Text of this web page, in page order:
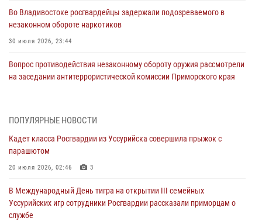
Во Владивостоке росгвардейцы задержали подозреваемого в
незаконном обороте наркотиков
30 июля 2026, 23:44
Вопрос противодействия незаконному обороту оружия рассмотрели
на заседании антитеррористической комиссии Приморского края
Во Владивостоке во дворе жилого дома сотрудники
В День Крещения Руси в Князь-Владимирском храме – Главном
ходом
28 июля 2026, 10:29
ПОПУЛЯРНЫЕ НОВОСТИ
Кадет класса Росгвардии из Уссурийска совершила прыжок с
парашютом
20 июля 2026, 02:46 3
В Международный День тигра на открытии III семейных
Уссурийских игр сотрудники Росгвардии рассказали приморцам о
службе